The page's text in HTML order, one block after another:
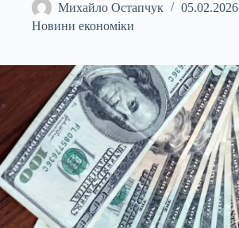
Михайло Остапчук
05.02.2026
Новини економіки